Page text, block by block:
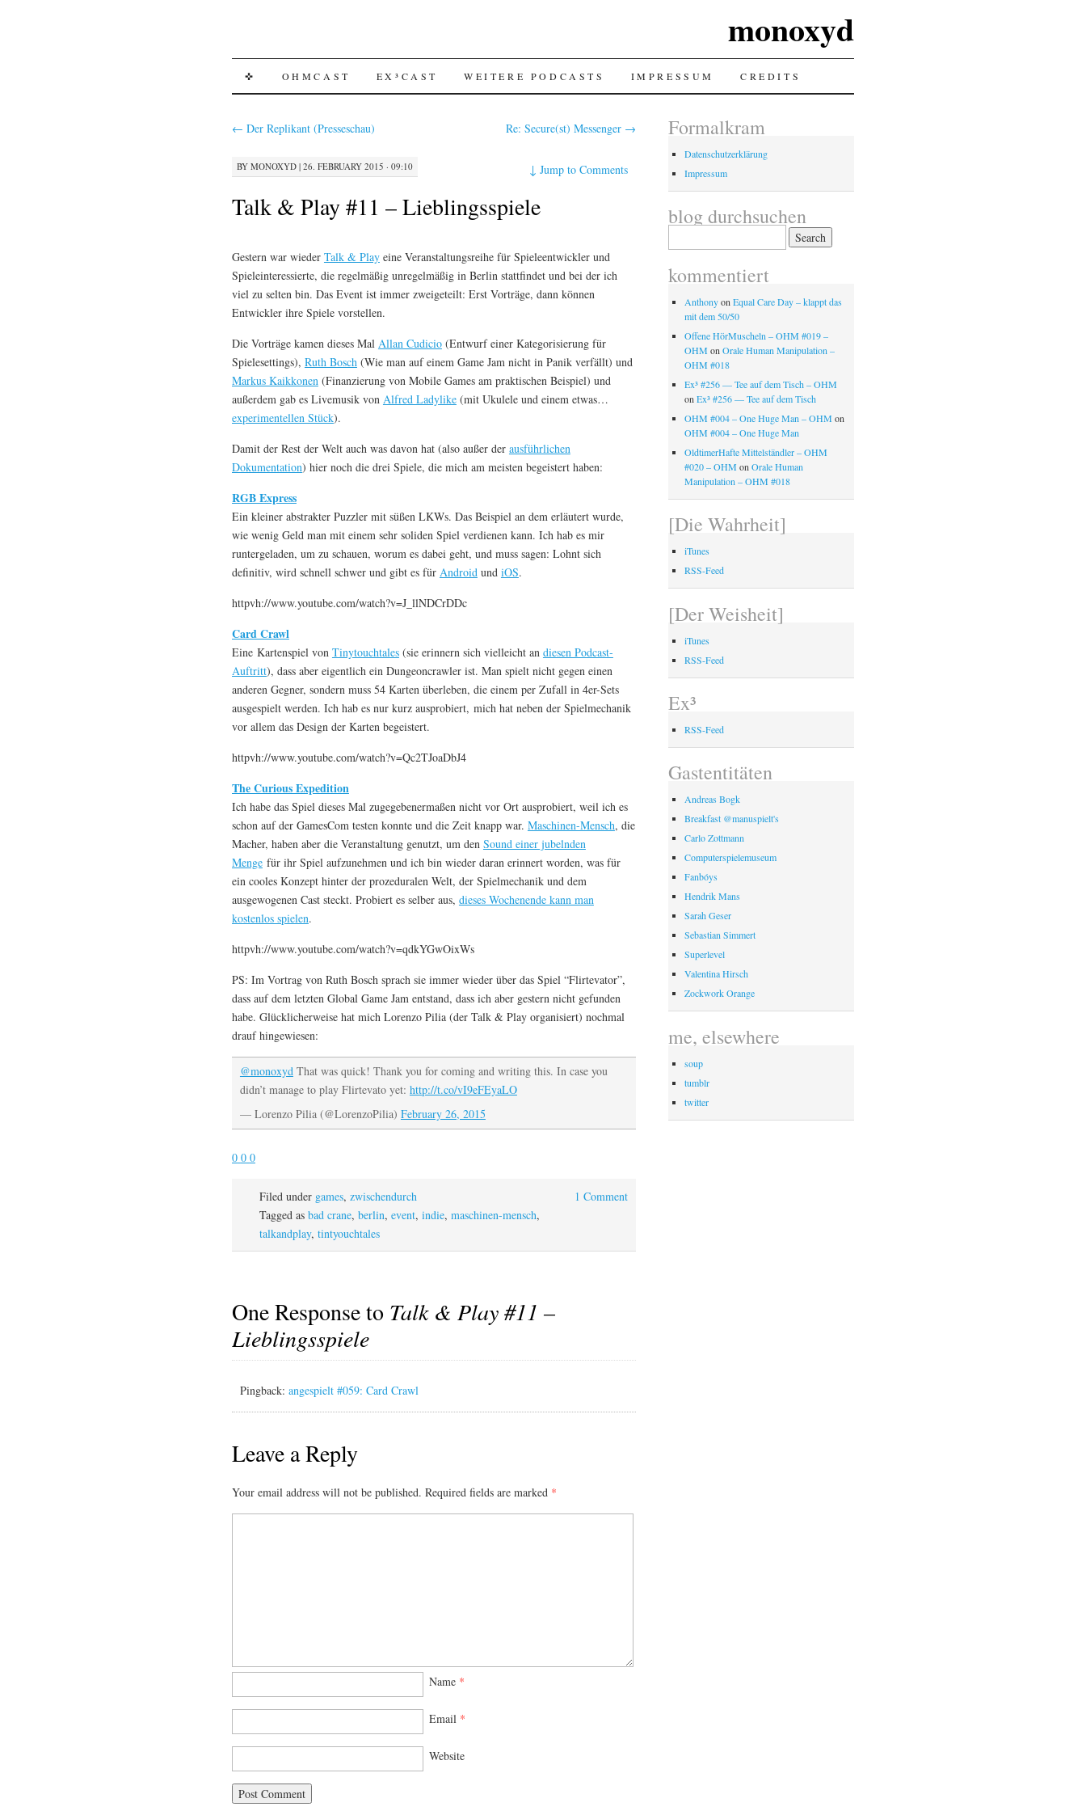
monoxyd
SKIP
✜ OHMCAST EX³CAST WEITERE PODCASTS IMPRESSUM CREDITS
← Der Replikant (Presseschau) Re: Secure(st) Messenger →
BY MONOXYD| 26. FEBRUARY 2015 · 09:10 ↓Jump to Comments
Talk & Play #11 – Lieblingsspiele
Gestern war wieder Talk & Playeine Veranstaltungsreihe für Spieleentwickler und
Spieleinteressierte, die regelmäßig unregelmäßig in Berlin stattfindet und bei der ich
viel zu selten bin. Das Event ist immer zweigeteilt: Erst Vorträge, dann können
Entwickler ihre Spiele vorstellen.
Die Vorträge kamen dieses Mal Allan Cudicio(Entwurf einer Kategorisierung für
Spielesettings), Ruth Bosch (Wie man auf einem Game Jam nicht in Panik verfällt) und
Markus Kaikkonen (Finanzierung von Mobile Games am praktischen Beispiel) und
außerdem gab es Livemusik von Alfred Ladylike(mit Ukulele und einem etwas…
experimentellen Stück).
Damit der Rest der Welt auch was davon hat (also außer der ausführlichen
Dokumentation) hier noch die drei Spiele, die mich am meisten begeistert haben:
RGB Express
Ein kleiner abstrakter Puzzler mit süßen LKWs. Das Beispiel an dem erläutert wurde,
wie wenig Geld man mit einem sehr soliden Spiel verdienen kann. Ich hab es mir
runtergeladen, um zu schauen, worum es dabei geht, und muss sagen: Lohnt sich
definitiv, wird schnell schwer und gibt es für Android und iOS.
httpvh://www.youtube.com/watch?v=J_llNDCrDDc
Card Crawl
Eine Kartenspiel von Tinytouchtales(sie erinnern sich vielleicht an diesen Podcast-
Auftritt), dass aber eigentlich ein Dungeoncrawler ist. Man spielt nicht gegen einen
anderen Gegner, sondern muss 54 Karten überleben, die einem per Zufall in 4er-Sets
ausgespielt werden. Ich hab es nur kurz ausprobiert, mich hat neben der Spielmechanik
vor allem das Design der Karten begeistert.
httpvh://www.youtube.com/watch?v=Qc2TJoaDbJ4
The Curious Expedition
Ich habe das Spiel dieses Mal zugegebenermaßen nicht vor Ort ausprobiert, weil ich es
schon auf der GamesCom testen konnte und die Zeit knapp war. Maschinen-Mensch, die
Macher, haben aber die Veranstaltung genutzt, um den Sound einer jubelnden
Mengefür ihr Spiel aufzunehmen und ich bin wieder daran erinnert worden, was für
ein cooles Konzept hinter der prozeduralen Welt, der Spielmechanik und dem
ausgewogenen Cast steckt. Probiert es selber aus, dieses Wochenende kann man
kostenlos spielen.
httpvh://www.youtube.com/watch?v=qdkYGwOixWs
PS: Im Vortrag von Ruth Bosch sprach sie immer wieder über das Spiel “Flirtevator”,
dass auf dem letzten Global Game Jam entstand, dass ich aber gestern nicht gefunden
habe. Glücklicherweise hat mich Lorenzo Pilia (der Talk & Play organisiert) nochmal
drauf hingewiesen:
@monoxyd That was quick! Thank you for coming and writing this. In case you
didn’t manage to play Flirtevato yet: http://t.co/vI9eFEyaLO
— Lorenzo Pilia (@LorenzoPilia) February 26, 2015
0 0 0
1 Comment
Filed under games, zwischendurch
Tagged as bad crane, berlin, event, indie, maschinen-mensch,
talkandplay, tintyouchtales
One Response to Talk & Play #11 –
Lieblingsspiele
Pingback: angespielt #059: Card Crawl
Leave a Reply
Your email address will not be published. Required fields are marked *
Name *
Email *
Website
Formalkram
Datenschutzerklärung
Impressum
blog durchsuchen
for:
kommentiert
AnthonyonEqual Care Day – klappt das
mit dem 50/50
Offene HörMuscheln – OHM #019 –
OHM onOrale Human Manipulation –
OHM #018
Ex³ #256 — Tee auf dem Tisch – OHM
onEx³ #256 — Tee auf dem Tisch
OHM #004 – One Huge Man – OHM on
OHM #004 – One Huge Man
OldtimerHafte Mittelständler – OHM
#020 – OHM onOrale Human
Manipulation – OHM #018
[Die Wahrheit]
iTunes
RSS-Feed
[Der Weisheit]
iTunes
RSS-Feed
Ex³
RSS-Feed
Gastentitäten
Andreas Bogk
Breakfast @manuspielt's
Carlo Zottmann
Computerspielemuseum
Fanbóys
Hendrik Mans
Sarah Geser
Sebastian Simmert
Superlevel
Valentina Hirsch
Zockwork Orange
me, elsewhere
soup
tumblr
twitter